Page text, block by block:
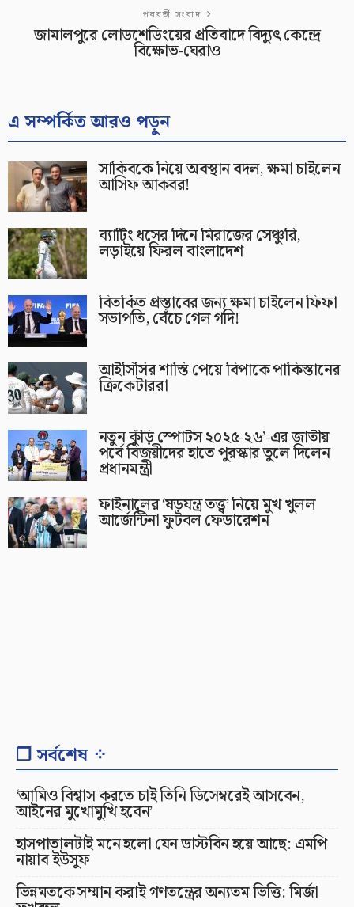
পরবর্তী সংবাদ
জামালপুরে লোডশেডিংয়ের প্রতিবাদে বিদ্যুৎ কেন্দ্রে
বিক্ষোভ-ঘেরাও
এ সম্পর্কিত আরও পড়ুন
সাকিবকে নিয়ে অবস্থান বদল, ক্ষমা চাইলেন
আসিফ আকবর!
ব্যাটিং ধসের দিনে মিরাজের সেঞ্চুরি,
লড়াইয়ে ফিরল বাংলাদেশ
বিতর্কিত প্রস্তাবের জন্য ক্ষমা চাইলেন ফিফা
সভাপতি, বেঁচে গেল গদি!
আইসিসির শাস্তি পেয়ে বিপাকে পাকিস্তানের
ক্রিকেটাররা
নতুন কুঁড়ি স্পোর্টস ২০২৫-২৬’-এর জাতীয়
পর্বে বিজয়ীদের হাতে পুরস্কার তুলে দিলেন
প্রধানমন্ত্রী
ফাইনালের ‘ষড়যন্ত্র তত্ত্ব’ নিয়ে মুখ খুলল
আর্জেন্টিনা ফুটবল ফেডারেশন
❐ সর্বশেষ ⁘
‘আমিও বিশ্বাস করতে চাই তিনি ডিসেম্বরেই আসবেন,
আইনের মুখোমুখি হবেন’
হাসপাতালটাই মনে হলো যেন ডাস্টবিন হয়ে আছে: এমপি
নায়াব ইউসুফ
ভিন্নমতকে সম্মান করাই গণতন্ত্রের অন্যতম ভিত্তি: মির্জা